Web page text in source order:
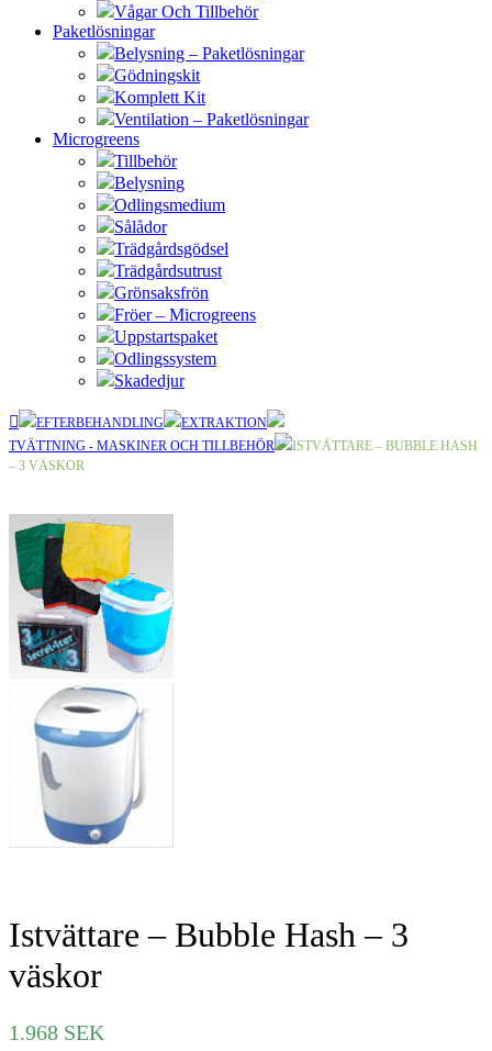
Vågar Och Tillbehör
Paketlösningar
Belysning – Paketlösningar
Gödningskit
Komplett Kit
Ventilation – Paketlösningar
Microgreens
Tillbehör
Belysning
Odlingsmedium
Sålådor
Trädgårdsgödsel
Trädgårdsutrust
Grönsaksfrön
Fröer – Microgreens
Uppstartspaket
Odlingssystem
Skadedjur
EFTERBEHANDLING
EXTRAKTION
TVÄTTNING - MASKINER OCH TILLBEHÖR
ISTVÄTTARE – BUBBLE HASH
– 3 VÄSKOR
Istvättare – Bubble Hash – 3
väskor
1.968 SEK